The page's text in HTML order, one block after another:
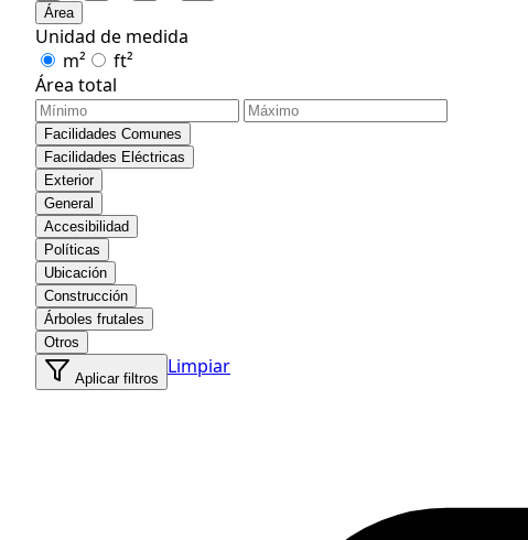
Área
Unidad de medida
m²
ft²
Área total
Facilidades Comunes
Facilidades Eléctricas
Exterior
General
Accesibilidad
Políticas
Ubicación
Construcción
Árboles frutales
Otros
Aplicar filtros
Limpiar